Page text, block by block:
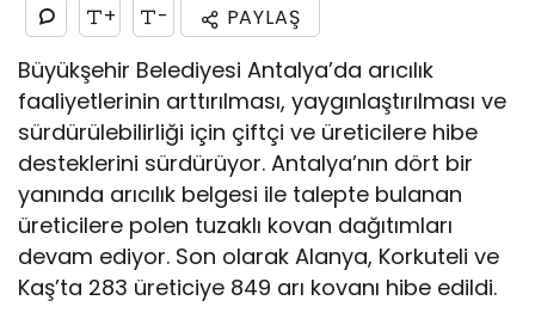
+ - PAYLAŞ
Büyükşehir Belediyesi Antalya’da arıcılık
faaliyetlerinin arttırılması, yaygınlaştırılması ve
sürdürülebilirliği için çiftçi ve üreticilere hibe
desteklerini sürdürüyor. Antalya’nın dört bir
yanında arıcılık belgesi ile talepte bulanan
üreticilere polen tuzaklı kovan dağıtımları
devam ediyor. Son olarak Alanya, Korkuteli ve
Kaş’ta 283 üreticiye 849 arı kovanı hibe edildi.